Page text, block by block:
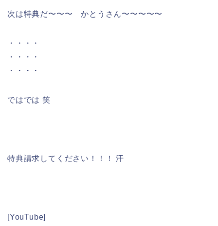
次は特典だ〜〜〜 かとうさん〜〜〜〜〜
・・・・
・・・・
・・・・
ではでは 笑
特典請求してください！！！ 汗
[YouTube]